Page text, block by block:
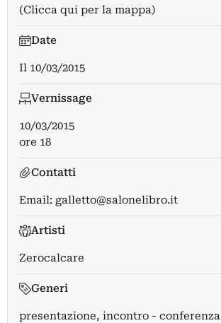
(Clicca qui per la mappa)
Date
Il 10/03/2015
Vernissage
10/03/2015
ore 18
Contatti
Email: galletto@salonelibro.it
Artisti
Zerocalcare
Generi
presentazione, incontro - conferenza